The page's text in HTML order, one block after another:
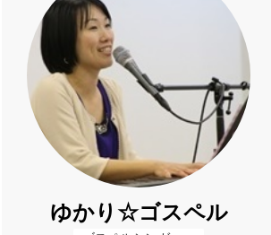
ゆかり☆ゴスペル